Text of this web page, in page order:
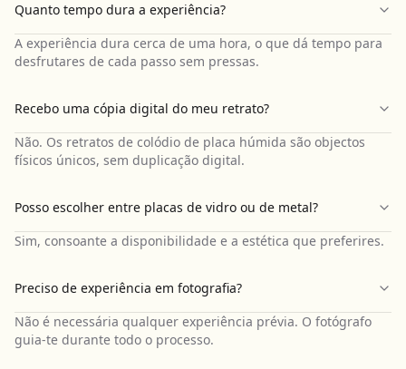
Quanto tempo dura a experiência?
A experiência dura cerca de uma hora, o que dá tempo para
desfrutares de cada passo sem pressas.
Recebo uma cópia digital do meu retrato?
Não. Os retratos de colódio de placa húmida são objectos
físicos únicos, sem duplicação digital.
Posso escolher entre placas de vidro ou de metal?
Sim, consoante a disponibilidade e a estética que preferires.
Preciso de experiência em fotografia?
Não é necessária qualquer experiência prévia. O fotógrafo
guia-te durante todo o processo.